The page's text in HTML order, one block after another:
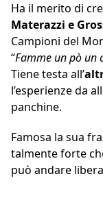
Ha il merito di
Materazzi e
Campioni del
“Famme un pò un
Tiene testa all’
l’esperienze da
panchine.
Famosa la sua
talmente forte
può andare